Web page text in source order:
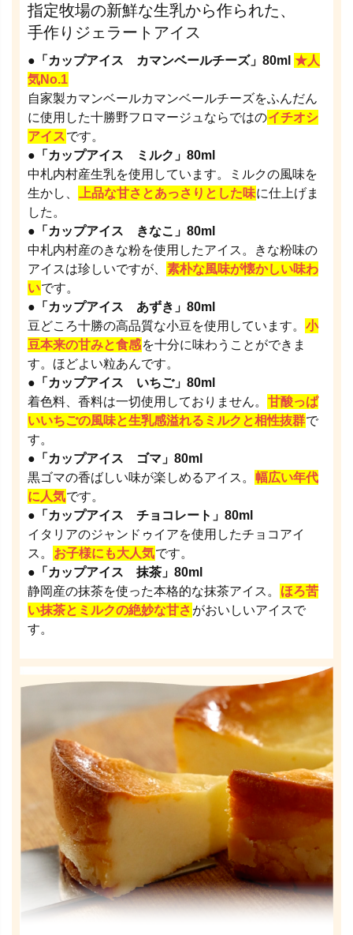
指定牧場の新鮮な生乳から作られた、
手作りジェラートアイス
●「カップアイス カマンベールチーズ」80ml ★人
気No.1
自家製カマンベールカマンベールチーズをふんだん
に使用した十勝野フロマージュならではのイチオシ
アイスです。
●「カップアイス ミルク」80ml
中札内村産生乳を使用しています。ミルクの風味を
生かし、
上品な甘さとあっさりとした味に仕上げま
した。
●「カップアイス きなこ」80ml
中札内村産のきな粉を使用したアイス。きな粉味の
アイスは珍しいですが、 素朴な風味が懐かしい味わ
いです。
●「カップアイス あずき」80ml
豆どころ十勝の高品質な小豆を使用しています。 小
豆本来の甘みと食感を十分に味わうことができま
す。ほどよい粒あんです。
●「カップアイス いちご」80ml
着色料、香料は一切使用しておりません。 甘酸っぱ
いいちごの風味と生乳感溢れるミルクと相性抜群で
す。
●「カップアイス ゴマ」80ml
黒ゴマの香ばしい味が楽しめるアイス。 幅広い年代
に人気です。
●「カップアイス チョコレート」80ml
イタリアのジャンドゥイアを使用したチョコアイ
ス。
お子様にも大人気です。
●「カップアイス 抹茶」80ml
静岡産の抹茶を使った本格的な抹茶アイス。
ほろ苦
い抹茶とミルクの絶妙な甘さ がおいしいアイスで
す。